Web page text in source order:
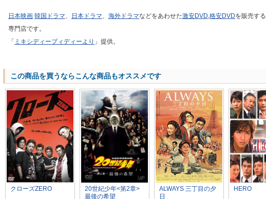
日本映画 韓国ドラマ、 日本ドラマ、 海外ドラマなどをあわせた激安DVD,格安DVDを販売する
専門店です。
「 ミキシディーブィディーより 」提供。
この商品を買うならこんな商品もオススメです
クローズZERO
20世紀少年<第2章>
最後の希望
ALWAYS 三丁目の夕
日
HERO